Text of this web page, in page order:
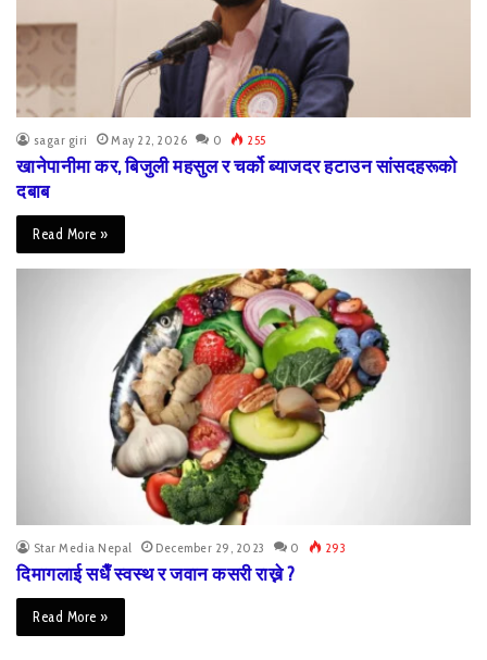
sagar giri May 22, 2026 0 255
खानेपानीमा कर, बिजुली महसुल र चर्को ब्याजदर हटाउन सांसदहरूको
दबाब
Read More »
Star Media Nepal December 29, 2023 0 293
दिमागलाई सधैँ स्वस्थ र जवान कसरी राख्ने ?
Read More »